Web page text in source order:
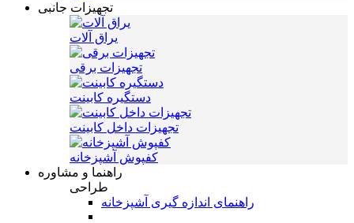
تجهیزات جانبی
یراق آلات
تجهیزات برقی
دستگیره کابینت
تجهیزات داخل کابینت
کفپوش آشپزخانه
راهنما و مشاوره
طراحی
راهنمای اندازه گیری آشپزخانه